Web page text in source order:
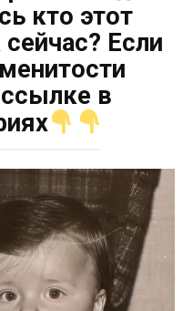
кто этот
Если
в